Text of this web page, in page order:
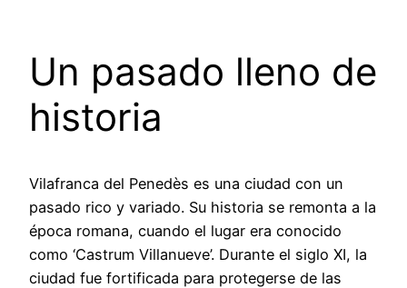
Un pasado lleno de
historia
Vilafranca del Penedès es una ciudad con un
pasado rico y variado. Su historia se remonta a la
época romana, cuando el lugar era conocido
como ‘Castrum Villanueve’. Durante el siglo XI, la
ciudad fue fortificada para protegerse de las